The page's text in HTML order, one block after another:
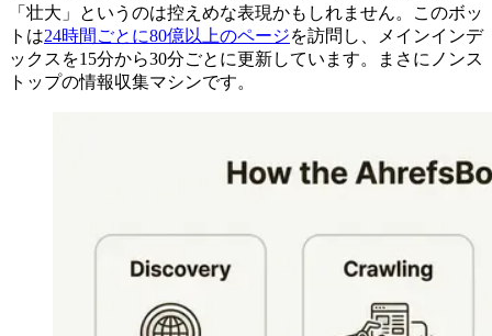
「壮大」というのは控えめな表現かもしれません。このボッ
トは24時間ごとに80億以上のページを訪問し、メインインデ
ックスを15分から30分ごとに更新しています。まさにノンス
トップの情報収集マシンです。